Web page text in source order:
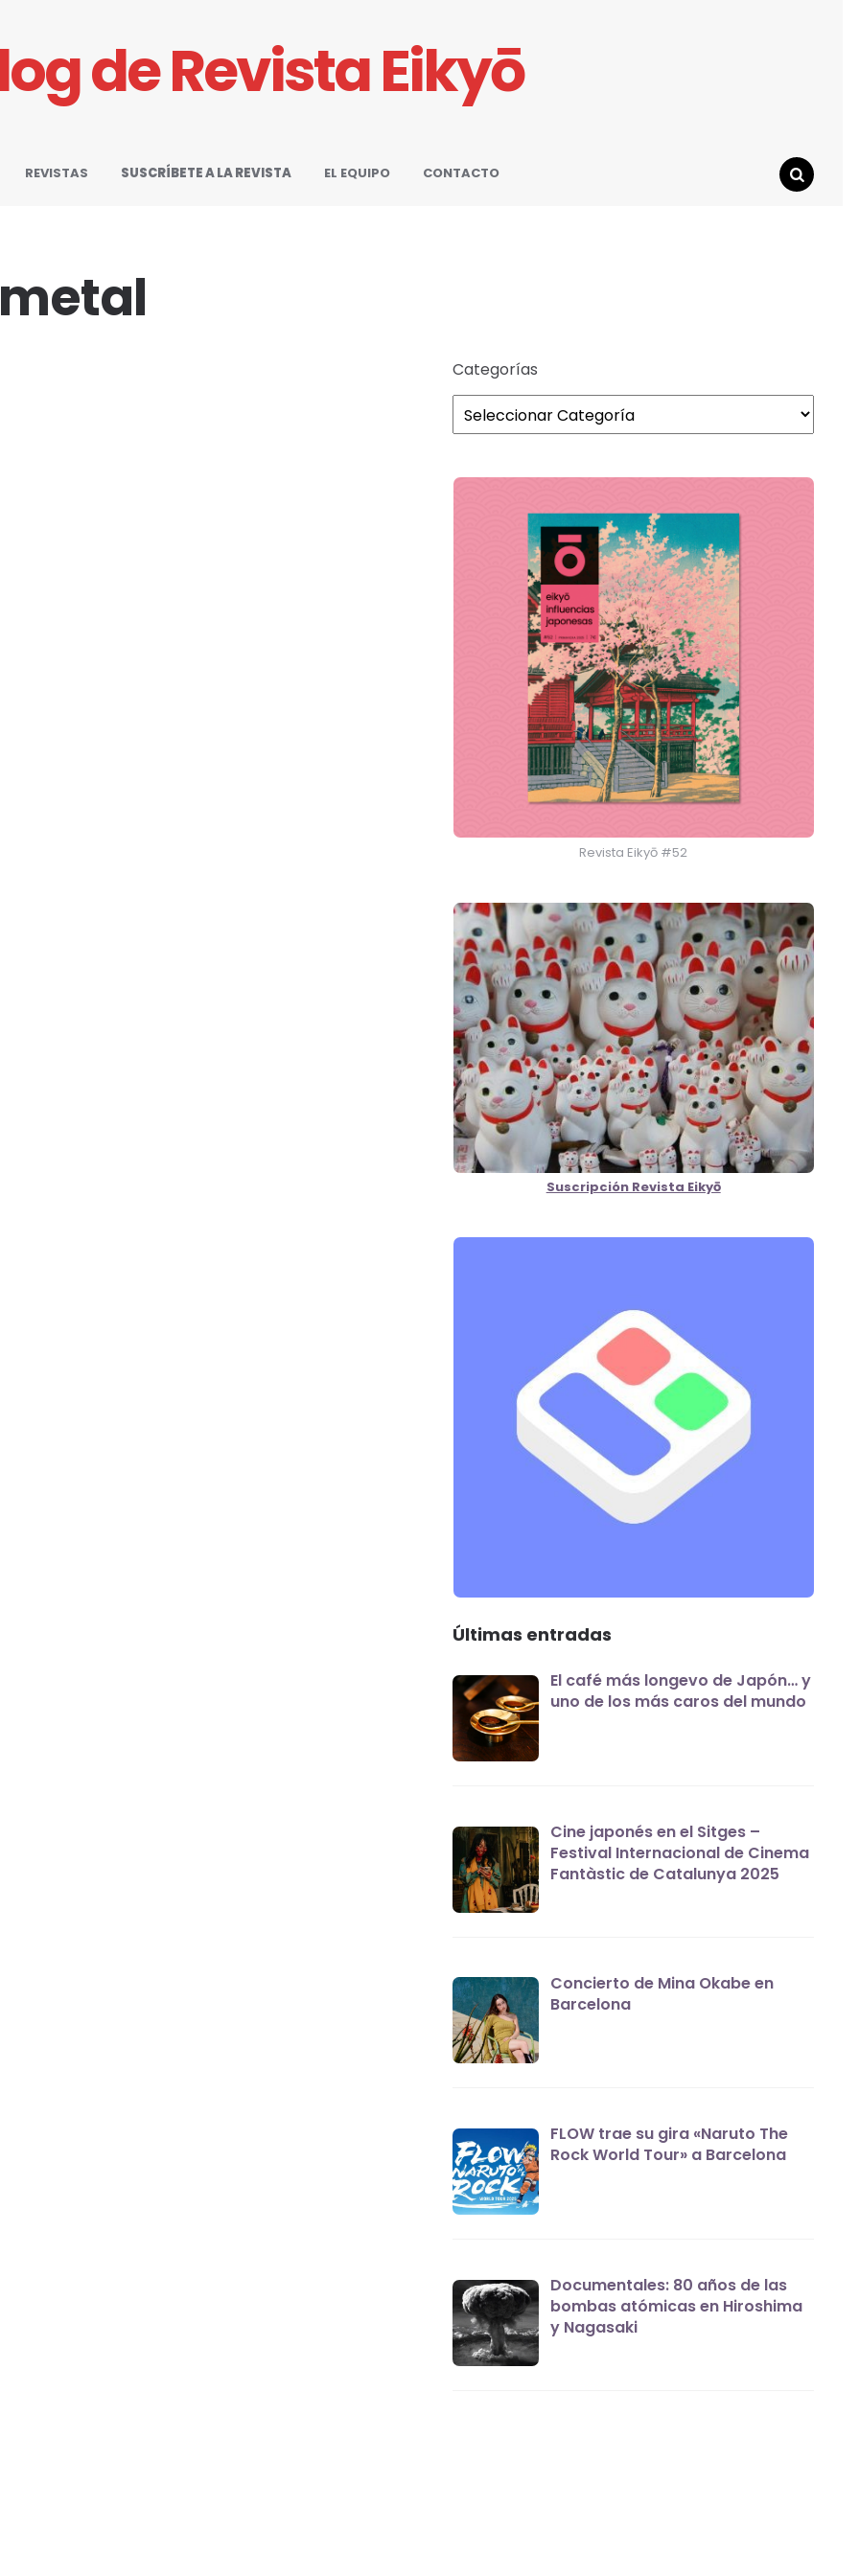
de Revista Eikyō
REVISTAS SUSCRÍBETE A LA REVISTA EL EQUIPO
CONTACTO
Categorías
Revista Eikyō #52
Suscripción Revista Eikyō
Últimas entradas
El café más longevo de Japón… y
uno de los más caros del mundo
Cine japonés en el Sitges –
Festival Internacional de Cinema
Fantàstic de Catalunya 2025
Concierto de Mina Okabe en
Barcelona
FLOW trae su gira «Naruto The
Rock World Tour» a Barcelona
Documentales: 80 años de las
bombas atómicas en Hiroshima
y Nagasaki